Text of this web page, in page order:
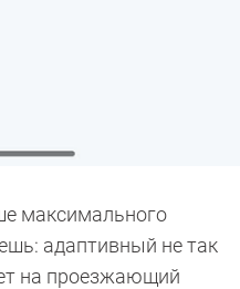
максимального
адаптивный не так
на проезжающий